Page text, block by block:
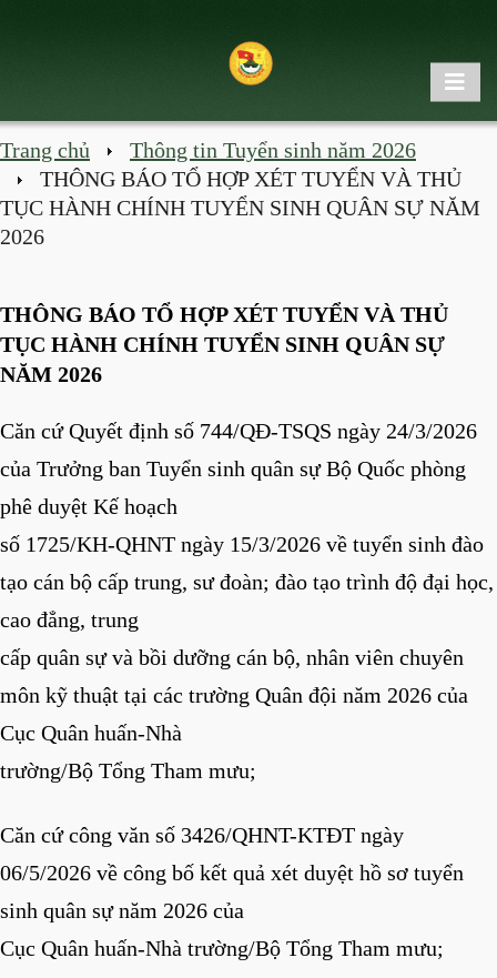
Trang chủ
Thông tin Tuyển sinh năm 2026
THÔNG BÁO TỔ HỢP XÉT TUYỂN VÀ THỦ
TỤC HÀNH CHÍNH TUYỂN SINH QUÂN SỰ NĂM
2026
THÔNG BÁO TỔ HỢP XÉT TUYỂN VÀ THỦ
TỤC HÀNH CHÍNH TUYỂN SINH QUÂN SỰ
NĂM 2026
Căn cứ Quyết định số 744/QĐ-TSQS ngày 24/3/2026
của Trưởng ban Tuyển sinh quân sự Bộ Quốc phòng
phê duyệt Kế hoạch
số 1725/KH-QHNT ngày 15/3/2026 về tuyển sinh đào
tạo cán bộ cấp trung, sư đoàn; đào tạo trình độ đại học,
cao đẳng, trung
cấp quân sự và bồi dưỡng cán bộ, nhân viên chuyên
môn kỹ thuật tại các trường Quân đội năm 2026 của
Cục Quân huấn-Nhà
trường/Bộ Tổng Tham mưu;
Căn cứ công văn số 3426/QHNT-KTĐT ngày
06/5/2026 về công bố kết quả xét duyệt hồ sơ tuyển
sinh quân sự năm 2026 của
Cục Quân huấn-Nhà trường/Bộ Tổng Tham mưu;